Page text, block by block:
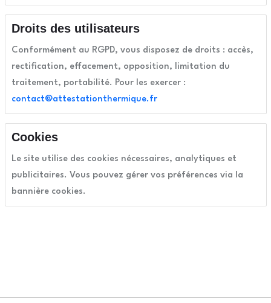
Droits des utilisateurs
Conformément au RGPD, vous disposez de droits : accès,
rectification, effacement, opposition, limitation du
traitement, portabilité. Pour les exercer :
contact@attestationthermique.fr
Cookies
Le site utilise des cookies nécessaires, analytiques et
publicitaires. Vous pouvez gérer vos préférences via la
bannière cookies.